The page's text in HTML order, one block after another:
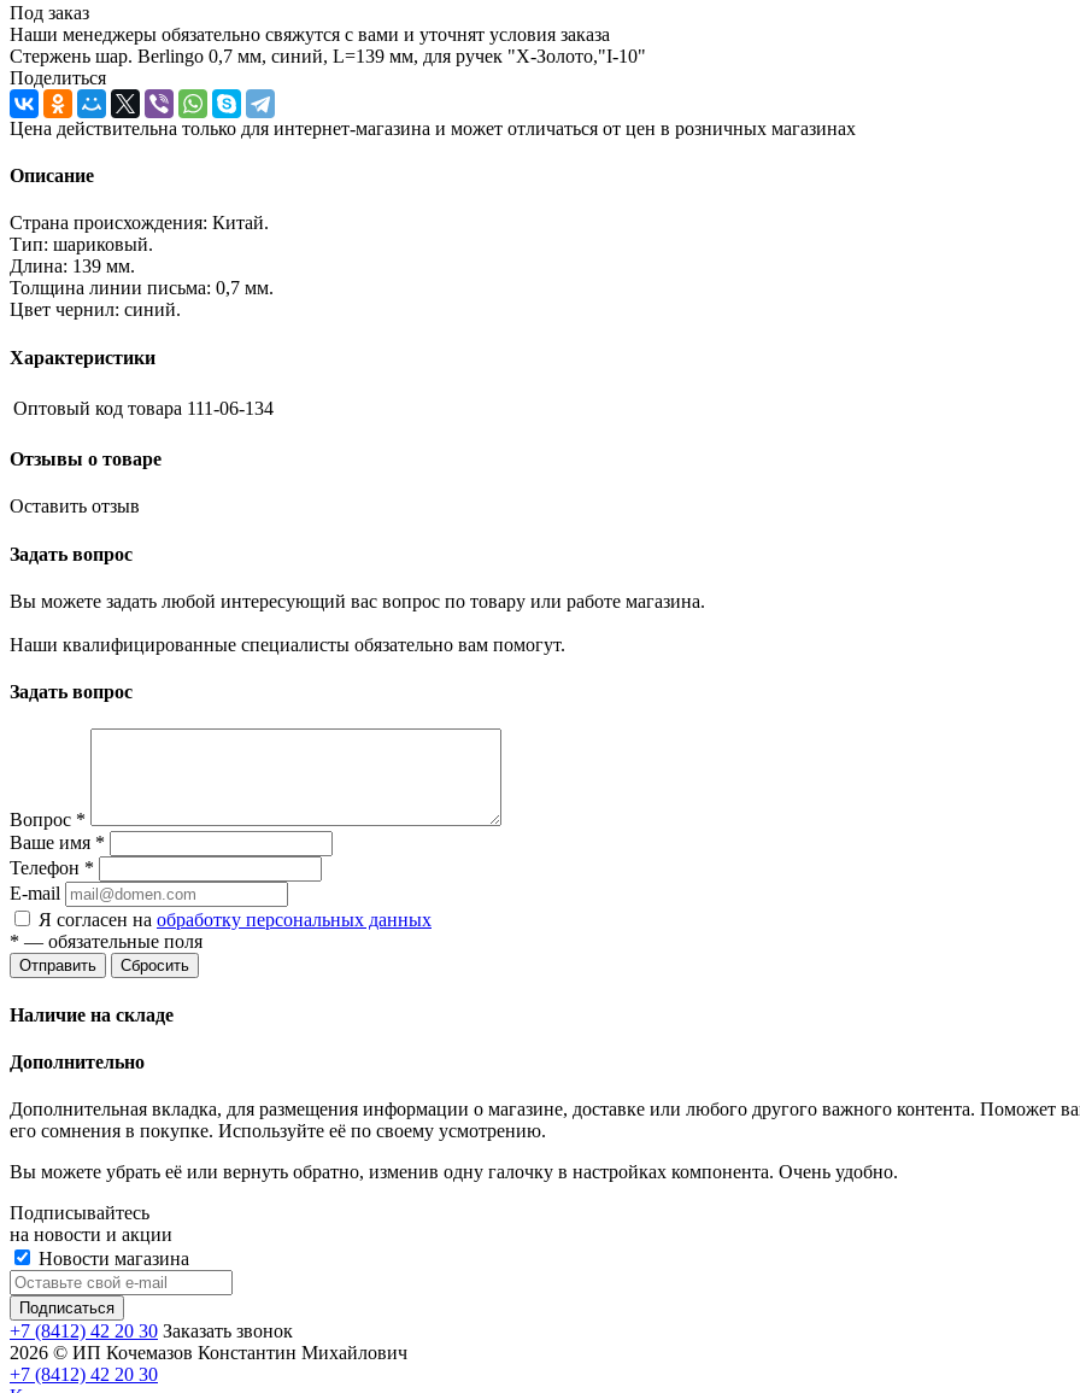
Под заказ
Наши менеджеры обязательно свяжутся с вами и уточнят условия заказа
Стержень шар. Berlingo 0,7 мм, синий, L=139 мм, для ручек "X-Золото,"I-10"
Поделиться
Цена действительна только для интернет-магазина и может отличаться от цен в розничных магазинах
Описание
Страна происхождения: Китай.
Тип: шариковый.
Длина: 139 мм.
Толщина линии письма: 0,7 мм.
Цвет чернил: синий.
Характеристики
Оптовый код товара 111-06-134
Отзывы о товаре
Оставить отзыв
Задать вопрос
Вы можете задать любой интересующий вас вопрос по товару или работе магазина.
Наши квалифицированные специалисты обязательно вам помогут.
Задать вопрос
Вопрос *
Ваше имя *
Телефон *
E-mail
Я согласен на обработку персональных данных
* — обязательные поля
Отправить Сбросить
Наличие на складе
Дополнительно
Дополнительная вкладка, для размещения информации о магазине, доставке или любого другого важного контента. Поможет
его сомнения в покупке. Используйте её по своему усмотрению.
Вы можете убрать её или вернуть обратно, изменив одну галочку в настройках компонента. Очень удобно.
Подписывайтесь
на новости и акции
Новости магазина
+7 (8412) 42 20 30 Заказать звонок
2026 © ИП Кочемазов Константин Михайлович
+7 (8412) 42 20 30